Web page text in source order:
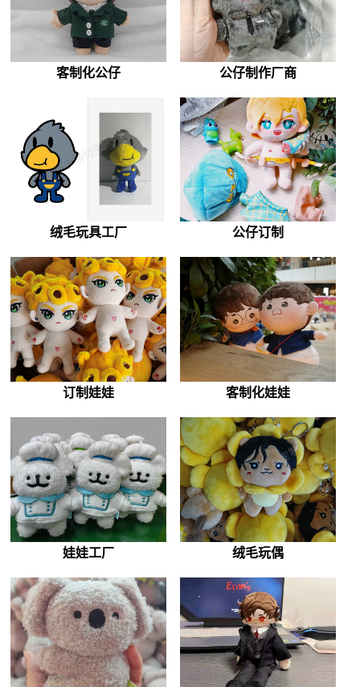
客制化公仔 公仔制作厂商
绒毛玩具工厂 公仔订制
订制娃娃 客制化娃娃
娃娃工厂 绒毛玩偶